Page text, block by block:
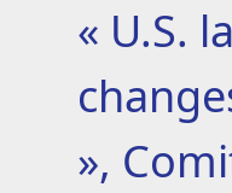
« U.S.
»,